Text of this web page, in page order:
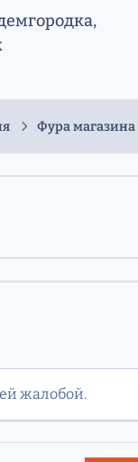
Фура магазина
жалобой.